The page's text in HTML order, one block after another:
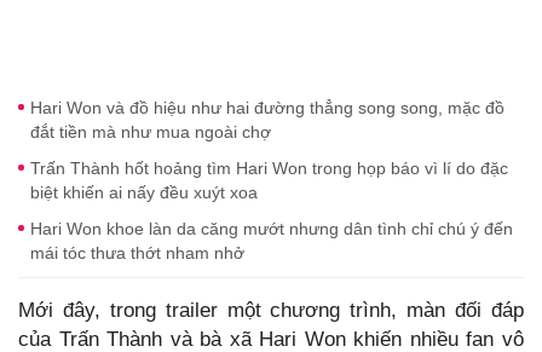
Hari Won và đồ hiệu như hai đường thẳng song song, mặc đồ
đắt tiền mà như mua ngoài chợ
Trấn Thành hốt hoảng tìm Hari Won trong họp báo vì lí do đặc
biệt khiến ai nấy đều xuýt xoa
Hari Won khoe làn da căng mướt nhưng dân tình chỉ chú ý đến
mái tóc thưa thớt nham nhở
Mới đây, trong trailer một chương trình, màn đối đáp
của Trấn Thành và bà xã Hari Won khiến nhiều fan vô